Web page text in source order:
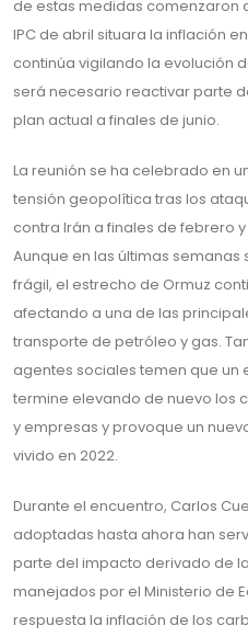
de estas medidas comenzaron
IPC de abril situara la inflación
continúa vigilando la evolución
será necesario reactivar parte
plan actual a finales de junio.
La reunión se ha celebrado en
tensión geopolítica tras los
contra Irán a finales de febrero
Aunque en las últimas
frágil, el estrecho de Ormuz
afectando a una de las
transporte de petróleo y gas.
agentes sociales temen que
termine elevando de nuevo los
y empresas y provoque un
vivido en 2022.
Durante el encuentro, Carlos
adoptadas hasta ahora han
parte del impacto derivado de
manejados por el Ministerio de
respuesta la inflación de los